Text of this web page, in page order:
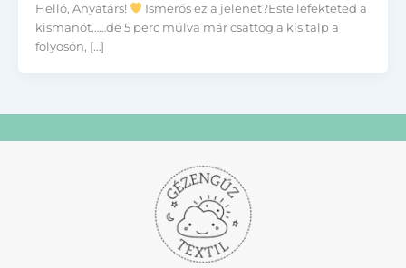
Helló, Anyatárs!
Ismerős ez a jelenet?Este lefekteted a
kismanót……de 5 perc múlva már csattog a kis talp a
folyosón, […]